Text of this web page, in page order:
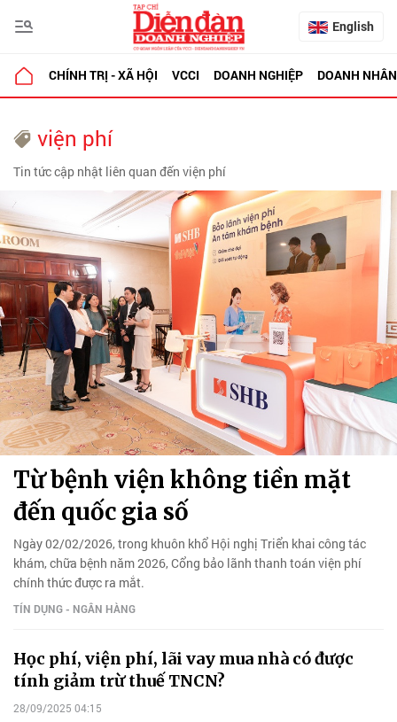
English
CHÍNH TRỊ - XÃ HỘI VCCI DOANH NGHIỆP DOANH NHÂN
viện phí
Tin tức cập nhật liên quan đến viện phí
Từ bệnh viện không tiền mặt
đến quốc gia số
Ngày 02/02/2026, trong khuôn khổ Hội nghị Triển khai công tác
khám, chữa bệnh năm 2026, Cổng bảo lãnh thanh toán viện phí
chính thức được ra mắt.
TÍN DỤNG - NGÂN HÀNG
Học phí, viện phí, lãi vay mua nhà có được
tính giảm trừ thuế TNCN?
28/09/2025 04:15